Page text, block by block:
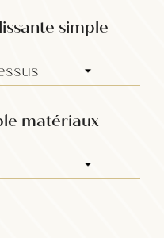
simple
matériaux